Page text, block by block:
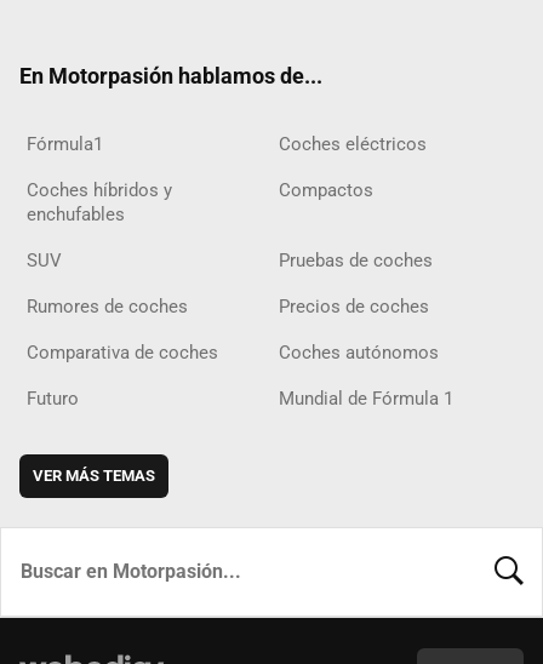
En Motorpasión hablamos de...
Fórmula1 Coches eléctricos
Coches híbridos y
enchufables
Compactos
SUV Pruebas de coches
Rumores de coches Precios de coches
Comparativa de coches Coches autónomos
Futuro Mundial de Fórmula 1
VER MÁS TEMAS